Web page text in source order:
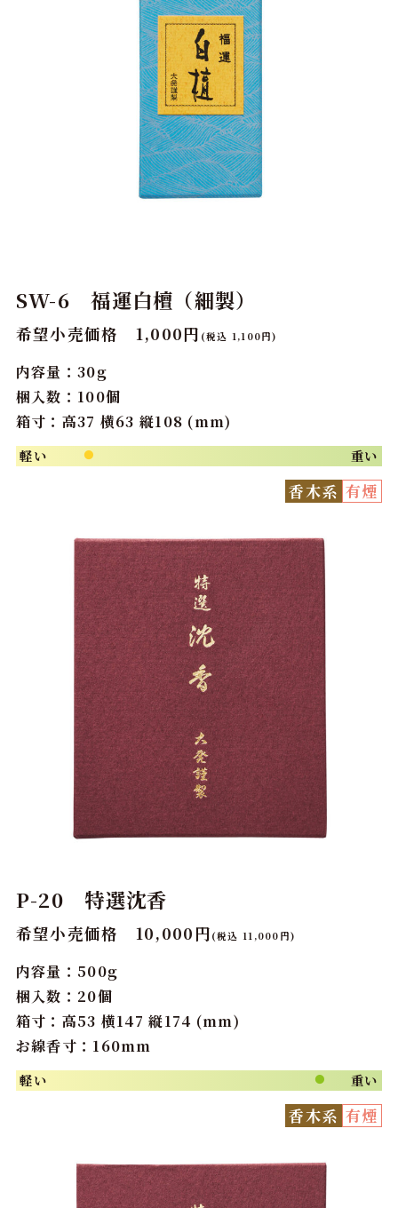
SW-6 福運白檀（細製）
希望小売価格 1,000円 (税込 1,100円)
内容量：30g
梱入数：100個
箱寸：高37 横63 縦108 (mm)
軽い ● 重い
香木系 有煙
P-20 特選沈香
希望小売価格 10,000円 (税込 11,000円)
内容量：500g
梱入数：20個
箱寸：高53 横147 縦174 (mm)
お線香寸：160mm
軽い ● 重い
香木系 有煙